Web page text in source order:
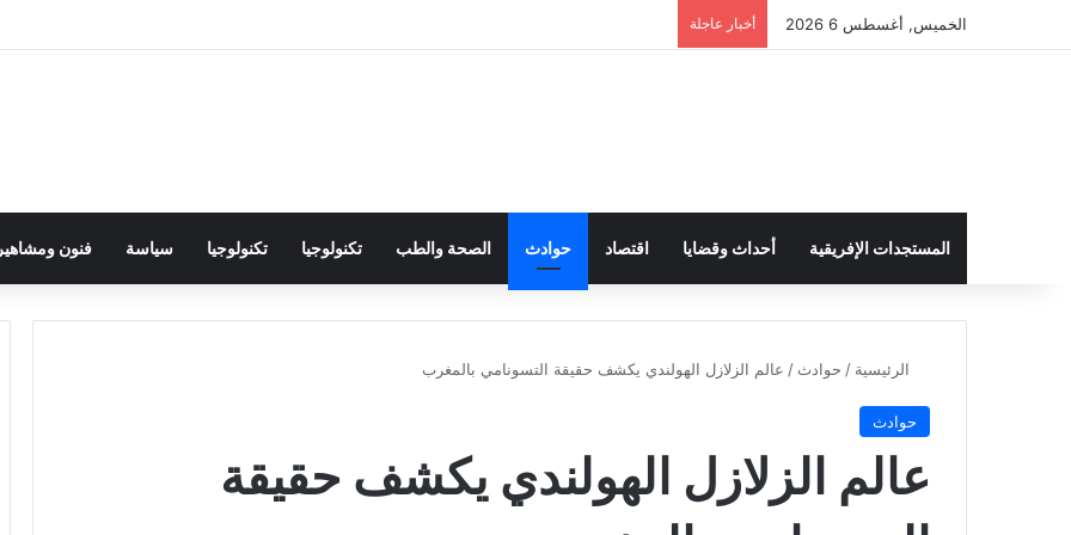
الخميس, أغسطس 6 2026 أخبار عاجلة
المستجدات الإفريقية أحداث وقضايا اقتصاد حوادث الصحة والطب تكنولوجيا تكنولوجيا سياسة فنون ومشاهير
الرئيسية / حوادث / عالم الزلازل الهولندي يكشف حقيقة التسونامي بالمغرب
حوادث
عالم الزلازل الهولندي يكشف حقيقة